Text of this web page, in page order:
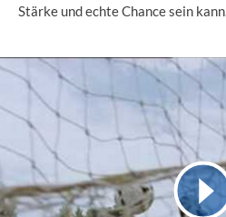
Stärke und echte Chance sein kann.